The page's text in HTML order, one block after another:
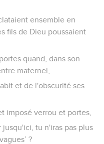
ensemble en
fils de Dieu poussaient
quand, dans son
maternel,
et de l'obscurité ses
imposé verrou et portes,
jusqu'ici, tu n'iras pas plus
?